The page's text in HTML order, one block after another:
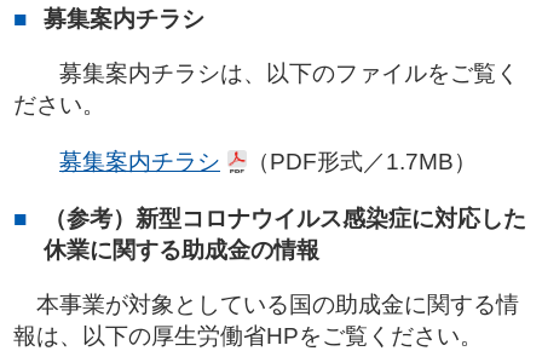
募集案内チラシ
募集案内チラシは、以下のファイルをご覧く
ださい。
募集案内チラシ （PDF形式／1.7MB）
（参考）新型コロナウイルス感染症に対応した
休業に関する助成金の情報
本事業が対象としている国の助成金に関する情
報は、以下の厚生労働省HPをご覧ください。